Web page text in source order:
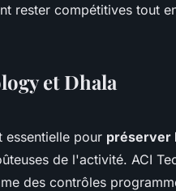
rester compétitives tout
et Dhala
essentielle pour préserver
de l'activité. ACI
des contrôles